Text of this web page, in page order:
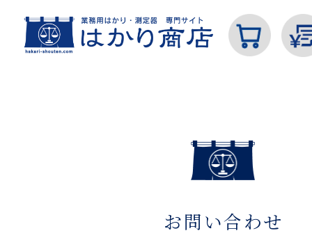
カテゴリから探す
ホーム お問い合わせ在庫確認(入力ページ)
お問い合わせ